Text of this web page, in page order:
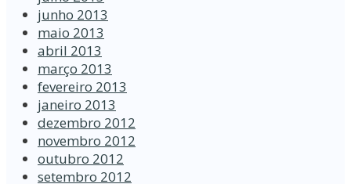
junho 2013
maio 2013
abril 2013
março 2013
fevereiro 2013
janeiro 2013
dezembro 2012
novembro 2012
outubro 2012
setembro 2012